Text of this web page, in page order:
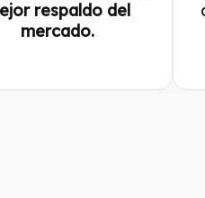
respaldo del
mercado.